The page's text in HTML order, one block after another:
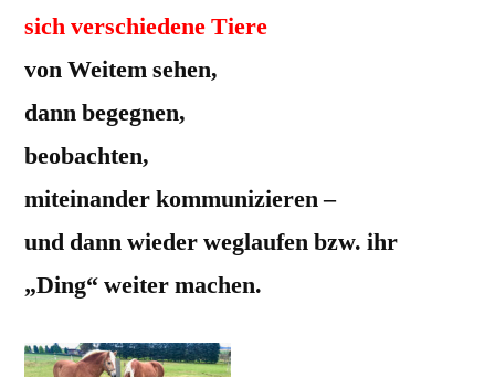
sich verschiedene Tiere
von Weitem sehen,
dann begegnen,
beobachten,
miteinander kommunizieren –
und dann wieder weglaufen bzw. ihr
„Ding“ weiter machen.